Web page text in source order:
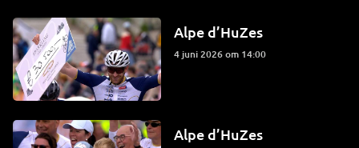
Alpe d’HuZes
4 juni 2026 om 14:00
Alpe d’HuZes